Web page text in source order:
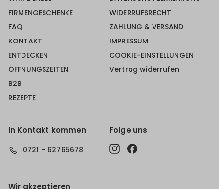
FIRMENGESCHENKE
FAQ
KONTAKT
ENTDECKEN
ÖFFNUNGSZEITEN
B2B
REZEPTE
WIDERRUFSRECHT
ZAHLUNG & VERSAND
IMPRESSUM
COOKIE-EINSTELLUNGEN
Vertrag widerrufen
In Kontakt kommen
0721 – 62765678
Folge uns
Instagram
Wir akzeptieren